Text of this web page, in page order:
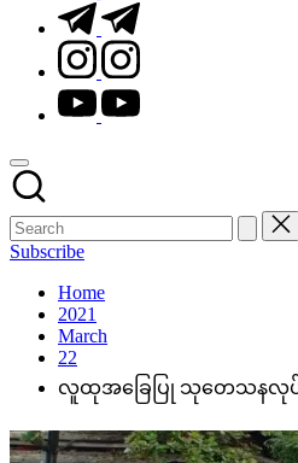
t.me
instagram.com
youtube.com
Subscribe
Home
2021
March
22
လူထုအခြေပြု သုတေသနလုပ်ငန်း